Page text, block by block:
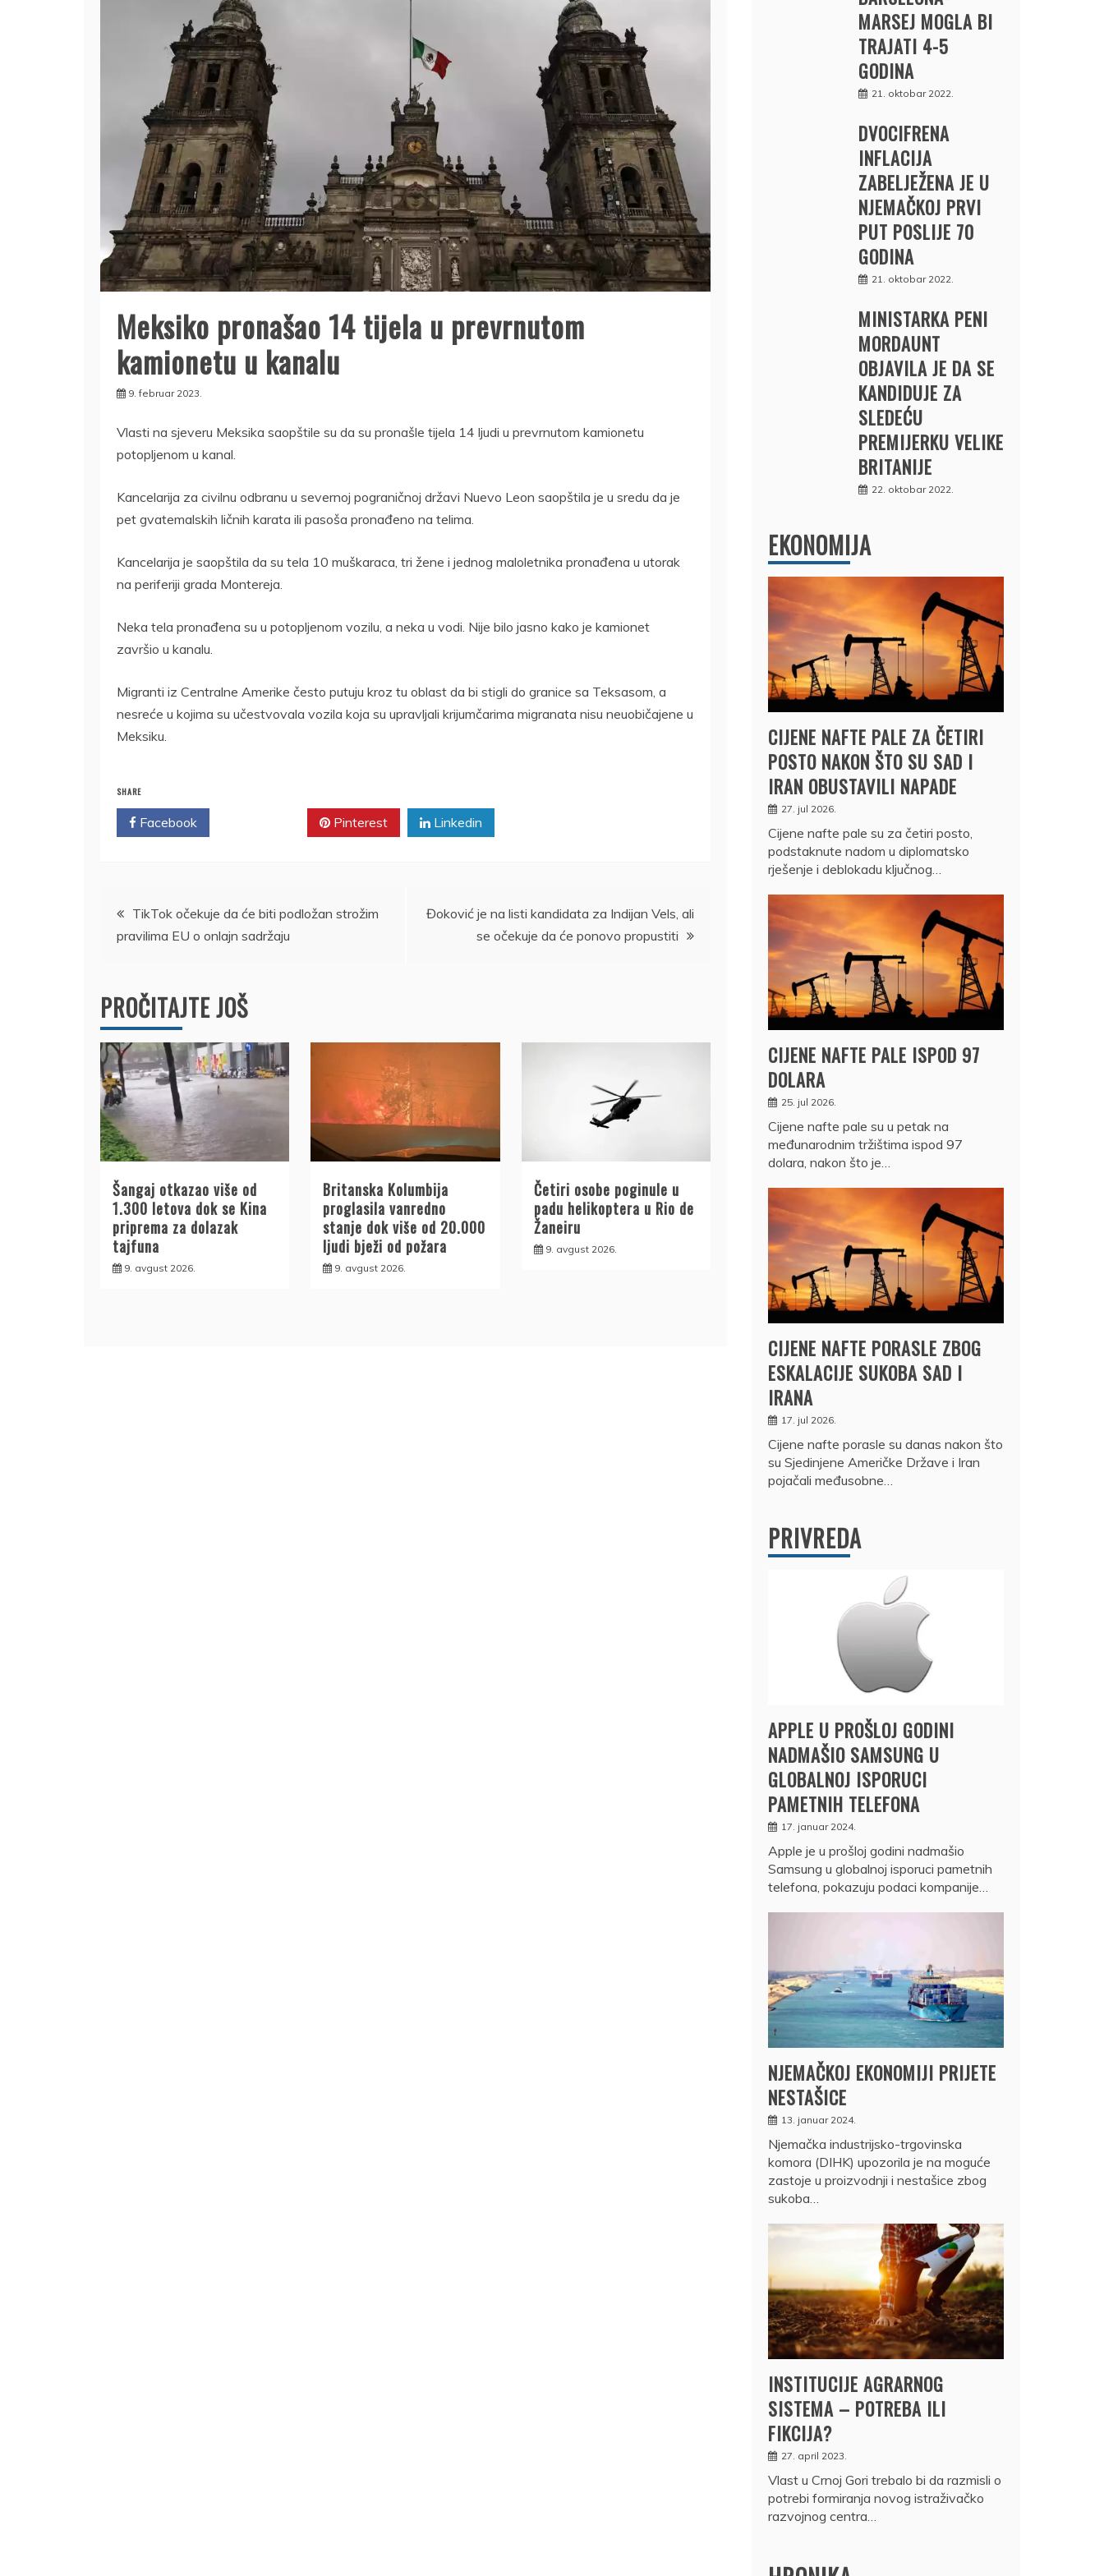
Meksiko pronašao 14 tijela u prevrnutom
kamionetu u kanalu
9. februar 2023.
Vlasti na sjeveru Meksika saopštile su da su pronašle tijela 14 ljudi u prevrnutom kamionetu
potopljenom u kanal.
Kancelarija za civilnu odbranu u severnoj pograničnoj državi Nuevo Leon saopštila je u sredu da je
pet gvatemalskih ličnih karata ili pasoša pronađeno na telima.
Kancelarija je saopštila da su tela 10 muškaraca, tri žene i jednog maloletnika pronađena u utorak
na periferiji grada Montereja.
Neka tela pronađena su u potopljenom vozilu, a neka u vodi. Nije bilo jasno kako je kamionet
završio u kanalu.
Migranti iz Centralne Amerike često putuju kroz tu oblast da bi stigli do granice sa Teksasom, a
nesreće u kojima su učestvovala vozila koja su upravljali krijumčarima migranata nisu neuobičajene u
Meksiku.
SHARE
Facebook Pinterest Linkedin
Kretanje
članka
TikTok očekuje da će biti podložan strožim
pravilima EU o onlajn sadržaju
Đoković je na listi kandidata za Indijan Vels, ali
se očekuje da će ponovo propustiti
PROČITAJTE JOŠ
Šangaj otkazao više od
1.300 letova dok se Kina
priprema za dolazak
tajfuna
9. avgust 2026.
Britanska Kolumbija
proglasila vanredno
stanje dok više od 20.000
ljudi bježi od požara
9. avgust 2026.
Četiri osobe poginule u
padu helikoptera u Rio de
Žaneiru
9. avgust 2026.
MARSEJ MOGLA BI
TRAJATI 4-5
GODINA
21. oktobar 2022.
DVOCIFRENA
INFLACIJA
ZABELJEŽENA JE U
NJEMAČKOJ PRVI
PUT POSLIJE 70
GODINA
21. oktobar 2022.
MINISTARKA PENI
MORDAUNT
OBJAVILA JE DA SE
KANDIDUJE ZA
SLEDEĆU
PREMIJERKU VELIKE
BRITANIJE
22. oktobar 2022.
EKONOMIJA
CIJENE NAFTE PALE ZA ČETIRI
POSTO NAKON ŠTO SU SAD I
IRAN OBUSTAVILI NAPADE
27. jul 2026.
Cijene nafte pale su za četiri posto,
podstaknute nadom u diplomatsko
rješenje i deblokadu ključnog…
CIJENE NAFTE PALE ISPOD 97
DOLARA
25. jul 2026.
Cijene nafte pale su u petak na
međunarodnim tržištima ispod 97
dolara, nakon što je…
CIJENE NAFTE PORASLE ZBOG
ESKALACIJE SUKOBA SAD I
IRANA
17. jul 2026.
Cijene nafte porasle su danas nakon što
su Sjedinjene Američke Države i Iran
pojačali međusobne…
PRIVREDA
APPLE U PROŠLOJ GODINI
NADMAŠIO SAMSUNG U
GLOBALNOJ ISPORUCI
PAMETNIH TELEFONA
17. januar 2024.
Apple je u prošloj godini nadmašio
Samsung u globalnoj isporuci pametnih
telefona, pokazuju podaci kompanije…
NJEMAČKOJ EKONOMIJI PRIJETE
NESTAŠICE
13. januar 2024.
Njemačka industrijsko-trgovinska
komora (DIHK) upozorila je na moguće
zastoje u proizvodnji i nestašice zbog
sukoba…
INSTITUCIJE AGRARNOG
SISTEMA – POTREBA ILI
FIKCIJA?
27. april 2023.
Vlast u Crnoj Gori trebalo bi da razmisli o
potrebi formiranja novog istraživačko
razvojnog centra…